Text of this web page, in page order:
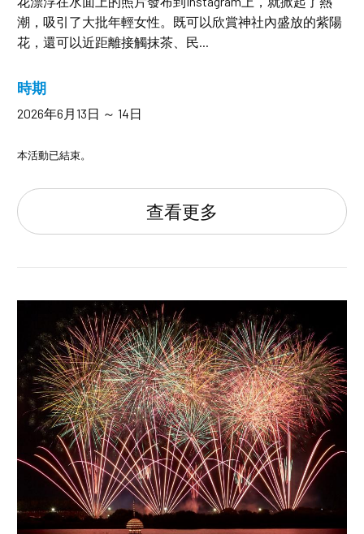
潮，吸引了大批年輕女性。既可以欣賞神社內盛放的紫陽
花，還可以近距離接觸抹茶、民...
時期
2026年6月13日 ～ 14日
本活動已結束。
查看更多